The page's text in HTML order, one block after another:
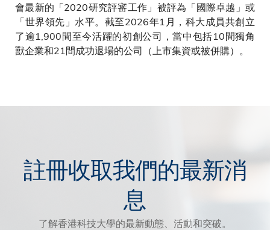
會最新的「2020研究評審工作」被評為「國際卓越」或
「世界領先」水平。截至2026年1月，科大成員共創立
了逾1,900間至今活躍的初創公司，當中包括10間獨角
獸企業和21間成功退場的公司（上市集資或被併購）。
註冊收取我們的最新消
息
了解香港科技大學的最新動態、活動和突破。